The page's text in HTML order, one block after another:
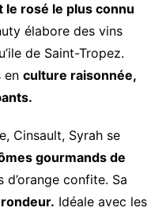
le rosé le plus connu
élabore des vins
de Saint-Tropez.
en culture raisonnée,
Cinsault, Syrah se
gourmands de
d’orange confite. Sa
rondeur. Idéale avec les